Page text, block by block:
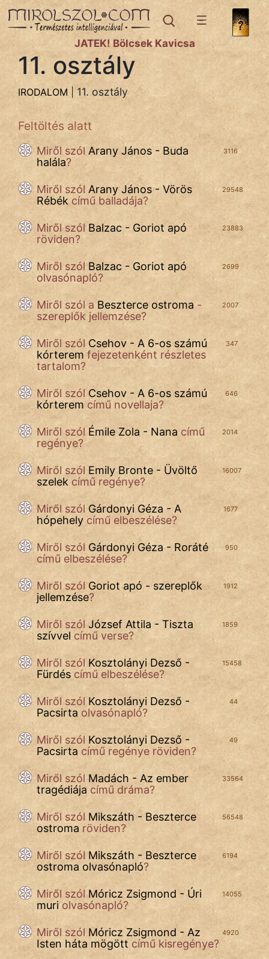
IRODALOMtémák:
Történetek
Dráma
Költemény
Eposz
Házi
Kötelező
Legenda
Mitológia
Monda
És
Elbeszélés
Regény
Tanmese
Vers
IRODALOM
SZÓLÁS
És
PSZICHO
ZENE
ÉLETMÓD
MAGYARSÁG
És
TÖRTÉNELEM
Népszerű szerzőink:
fantom
Hunor
Jób Gedeon
Láron Ádám
JÁTÉK! Bölcsek Kavicsa
11. osztály
IRODALOM 11. osztály
Feltöltés alatt
3116
Miről szól Arany János - Buda
halála?
29548
Miről szól Arany János - Vörös
Rébék című balladája?
23883
Miről szól Balzac - Goriot apó
röviden?
2699
Miről szól Balzac - Goriot apó
olvasónapló?
2007
Miről szól a Beszterce ostroma -
szereplők jellemzése?
347
Miről szól Csehov - A 6-os számú
kórteremfejezetenként részletes
tartalom?
646
Miről szól Csehov - A 6-os számú
kórterem című novellaja?
2014
Miről szól Émile Zola - Nana című
regénye?
16007
Miről szól Emily Bronte - Üvöltő
szelek című regénye?
1677
Miről szól Gárdonyi Géza - A
hópehely című elbeszélése?
950
Miről szól Gárdonyi Géza - Roráté
című elbeszélése?
1912
Miről szól Goriot apó - szereplők
jellemzése?
1859
Miről szól József Attila - Tiszta
szívvel című verse?
15458
Miről szól Kosztolányi Dezső -
Fürdés című elbeszélése?
44
Miről szól Kosztolányi Dezső -
Pacsirta olvasónapló?
49
Miről szól Kosztolányi Dezső -
Pacsirta című regénye röviden?
33564
Miről szól Madách - Az ember
tragédiája című dráma?
56548
Miről szól Mikszáth - Beszterce
ostroma röviden?
6194
Miről szól Mikszáth - Beszterce
ostroma olvasónapló?
14055
Miről szól Móricz Zsigmond - Úri
muri olvasónapló?
4920
Miről szól Móricz Zsigmond - Az
Isten háta mögött című kisregénye?